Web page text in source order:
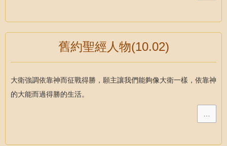
舊約聖經人物(10.02)
大衛強調依靠神而征戰得勝，願主讓我們能夠像大衛一樣，依靠神
的大能而過得勝的生活。
…